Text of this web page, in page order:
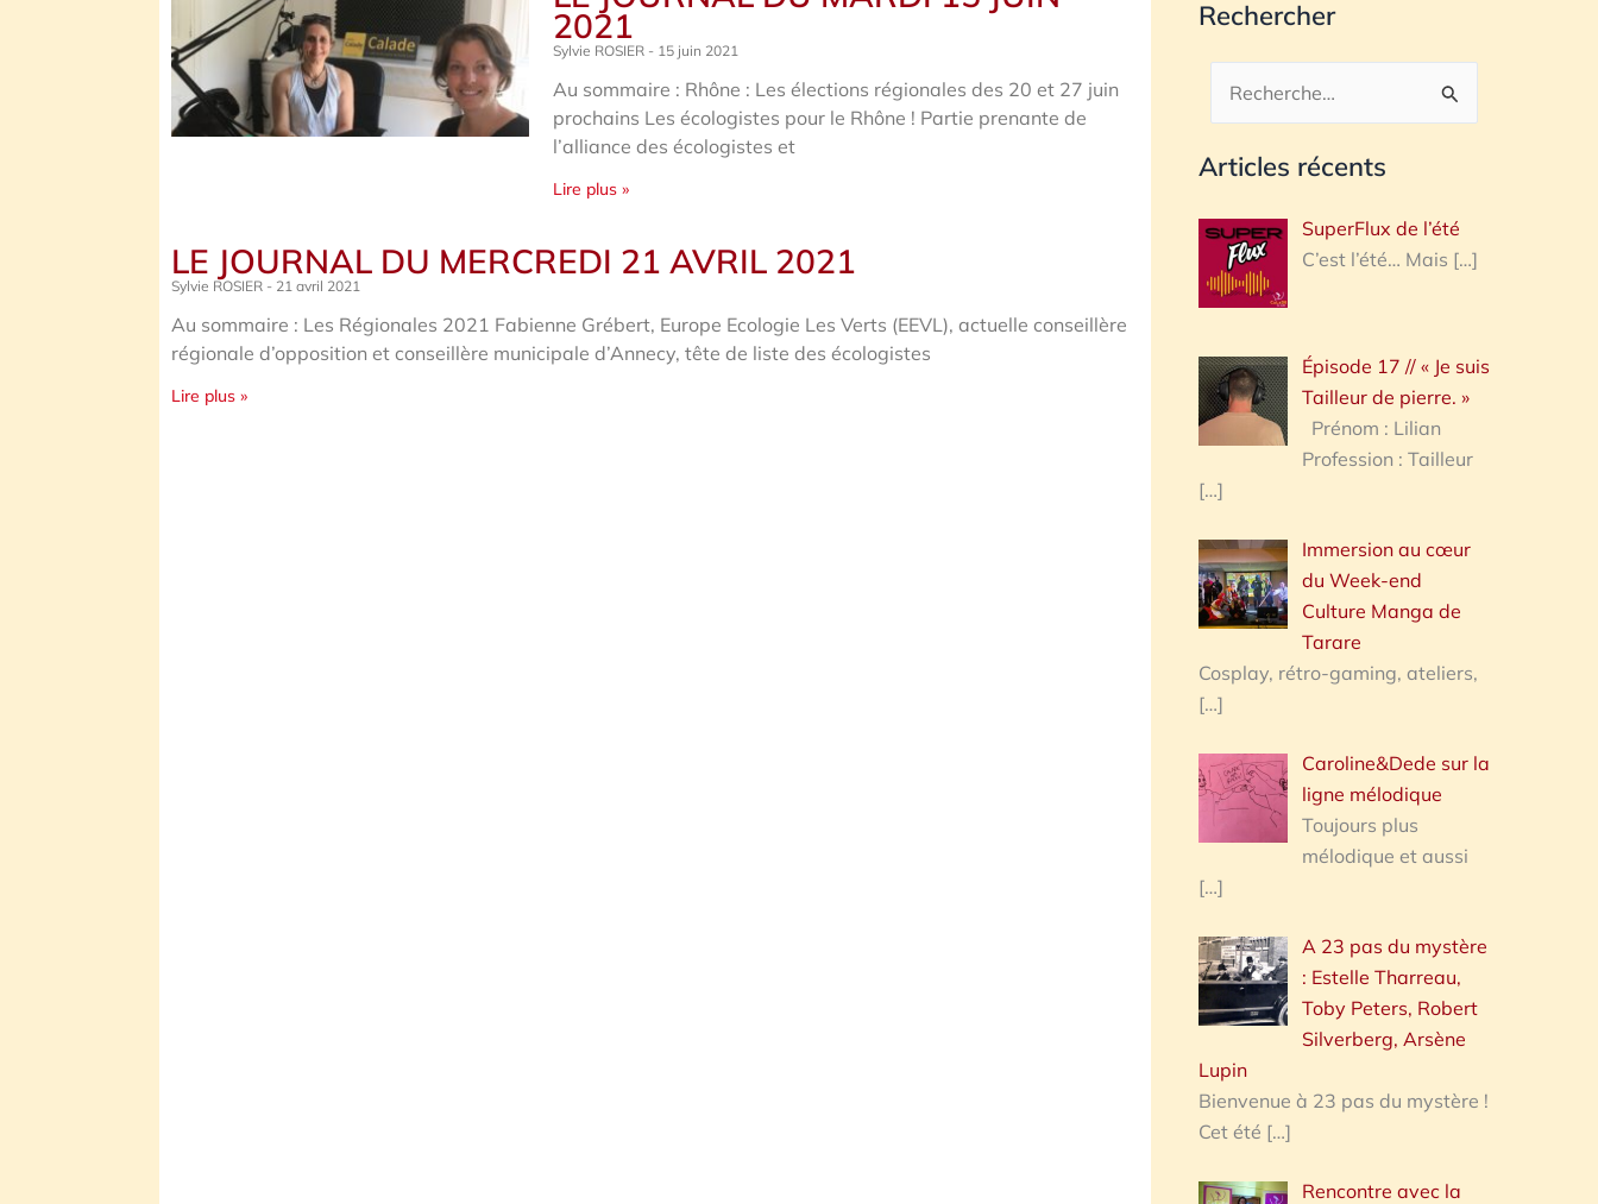
2021
Sylvie ROSIER 15 juin 2021
Au sommaire : Rhône : Les élections régionales des 20 et 27 juin
prochains Les écologistes pour le Rhône ! Partie prenante de
l’alliance des écologistes et
Lire plus »
LE JOURNAL DU MERCREDI 21 AVRIL 2021
Sylvie ROSIER 21 avril 2021
Au sommaire : Les Régionales 2021 Fabienne Grébert, Europe Ecologie Les Verts (EEVL), actuelle conseillère
régionale d’opposition et conseillère municipale d’Annecy, tête de liste des écologistes
Lire plus »
Rechercher
Rechercher :
Articles récents
SuperFlux de l’été
C’est l’été… Mais […]
Épisode 17 // « Je suis
Tailleur de pierre. »
Prénom : Lilian
Profession : Tailleur
[…]
Immersion au cœur
du Week-end
Culture Manga de
Tarare
Cosplay, rétro-gaming, ateliers,
[…]
Caroline&Dede sur la
ligne mélodique
Toujours plus
mélodique et aussi
[…]
A 23 pas du mystère
: Estelle Tharreau,
Toby Peters, Robert
Silverberg, Arsène
Lupin
Bienvenue à 23 pas du mystère !
Cet été […]
Rencontre avec la